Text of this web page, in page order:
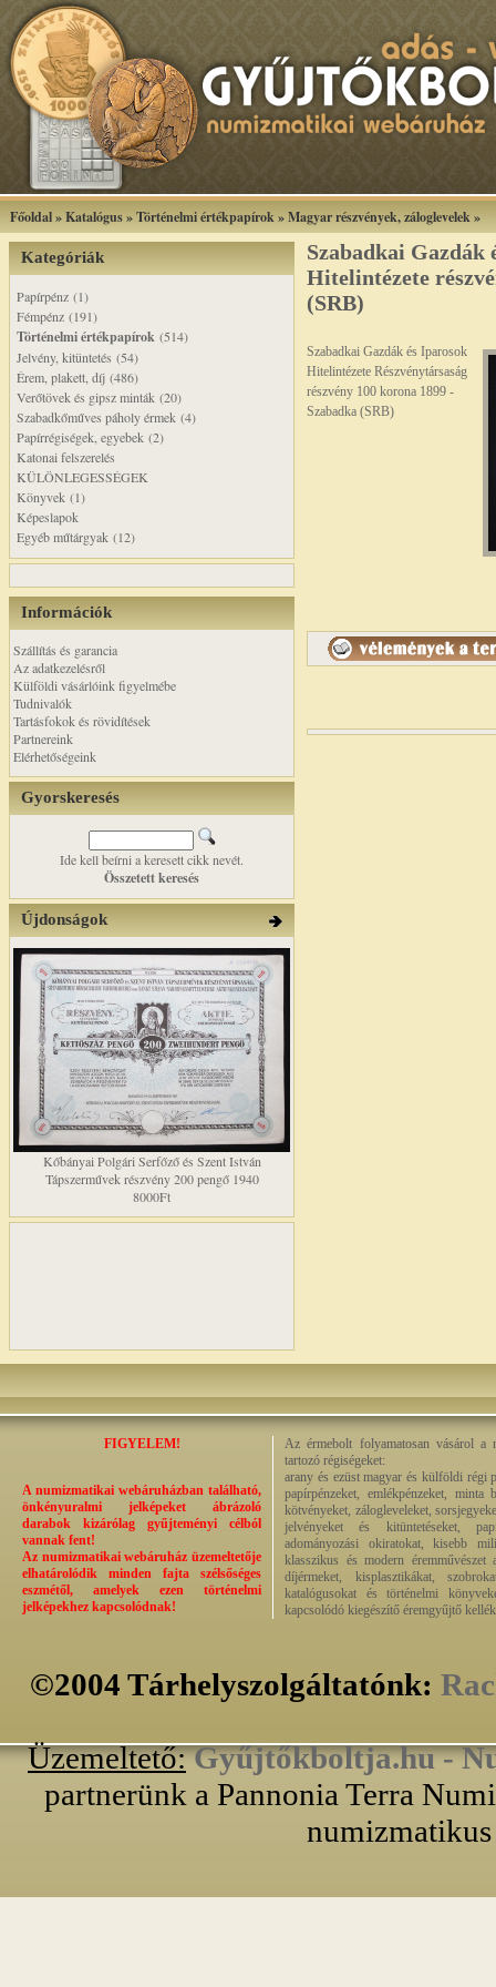
Főoldal»Katalógus»Történelmi értékpapírok»Magyar részvények, záloglevelek»
Kategóriák
Papírpénz (1)
Fémpénz (191)
Történelmi értékpapírok (514)
Jelvény, kitüntetés (54)
Érem, plakett, díj (486)
Verőtövek és gipsz minták (20)
Szabadkőműves páholy érmek (4)
Papírrégiségek, egyebek (2)
Katonai felszerelés
KÜLÖNLEGESSÉGEK
Könyvek (1)
Képeslapok
Egyéb műtárgyak (12)
Információk
Szállítás és garancia
Az adatkezelésről
Külföldi vásárlóink figyelmébe
Tudnivalók
Tartásfokok és rövidítések
Partnereink
Elérhetőségeink
Gyorskeresés
Ide kell beírni a keresett cikk nevét.
Összetett keresés
Újdonságok
Kőbányai Polgári Serfőző és Szent István
Tápszerművek részvény 200 pengő 1940
8000Ft
Szabadkai Gazdák
Hitelintézete
(SRB)
Szabadkai Gazdák és Iparosok
Hitelintézete Részvénytársaság
részvény 100 korona 1899 -
Szabadka (SRB)
FIGYELEM!
A numizmatikai webáruházban található,
önkényuralmi jelképeket ábrázoló
darabok kizárólag gyűjteményi célból
vannak fent!
Az numizmatikai webáruház üzemeltetője
elhatárolódik minden fajta szélsőséges
eszmétől, amelyek ezen történelmi
jelképekhez kapcsolódnak!
Az érmebolt folyamatosan vásárol a
tartozó régiségeket:
arany és ezüst magyar és külföldi régi
papírpénzeket, emlékpénzeket, minta
kötvényeket, zálogleveleket,
jelvényeket és kitüntetéseket,
adományozási okiratokat, kisebb
klasszikus és modern éremművészet
díjérmeket, kisplasztikákat,
katalógusokat és történelmi
kapcsolódó kiegészítő éremgyűjtő
©2004 Tárhelyszolgáltatónk:
Üzemeltető: Gyűjtőkboltja.hu -
partnerünk a Pannonia Terra
numizmatikus